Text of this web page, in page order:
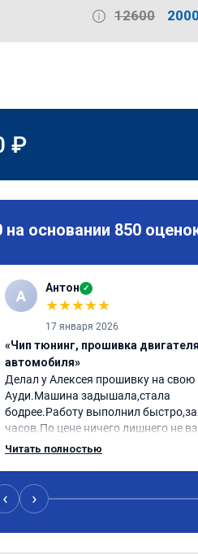
12600
₽
основании 850
А Антон ✓
★★★★★
17 января 2026
«Чип тюнинг, прошивка двигателя
автомобиля»
Делал у Алексея прошивку на свою
Ауди.Машина задышала,стала
бодрее.Работу выполнил
часов.По цене ничего лишнего не
как договаривались заранее.После
знаю,куда ехать в случае поломки
авто.Однозначно рекомендую
Читать полностью
‹ ›